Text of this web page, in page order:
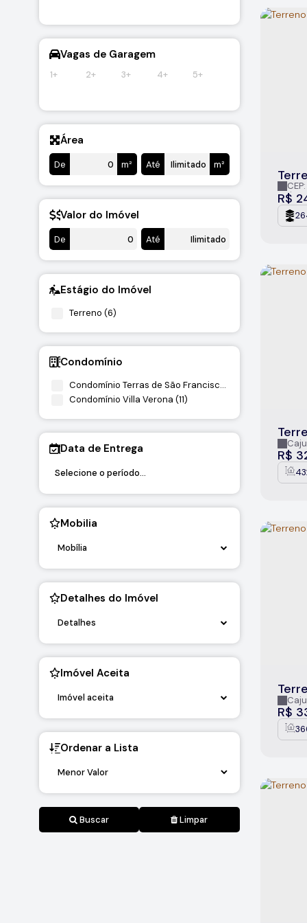
Vagas de Garagem
1+ 2+ 3+ 4+ 5+
Área
De m² Até m²
Valor do Imóvel
De Até
Estágio do Imóvel
Terreno (6)
Condomínio
Condomínio Terras de São Francisco (1)
Condomínio Villa Verona (11)
Data de Entrega
Mobilia
Mobília
Detalhes do Imóvel
Detalhes
Imóvel Aceita
Imóvel aceita
Ordenar a Lista
Buscar Limpar
R$
R$
R$